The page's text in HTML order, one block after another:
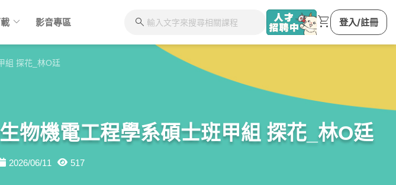
組 探花_林O廷
物機電工程學系碩士班甲組 探花_林O廷
2026/06/11 517
keyboard_arrow_down 影音專區 search shopping_cart 登入/註冊